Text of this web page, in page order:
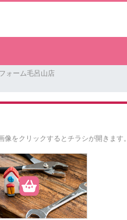
ォーム毛呂山店
像をクリックするとチラシが開きます。